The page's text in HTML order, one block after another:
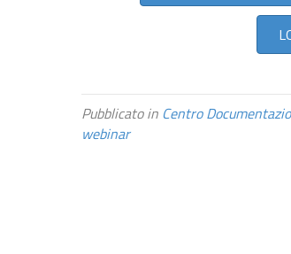
Pubblicato in Centro
webinar